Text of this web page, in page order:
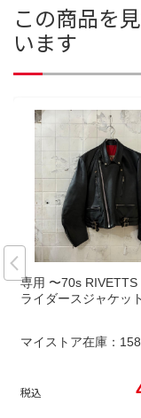
この商品を
います
専用 〜70s RIVETTS
ライダースジャケット
マイストア在庫：
税込